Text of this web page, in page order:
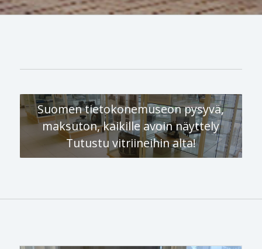
Suomen tietokonemuseon pysyvä,
maksuton, kaikille avoin näyttely
Tutustu vitriineihin alta!